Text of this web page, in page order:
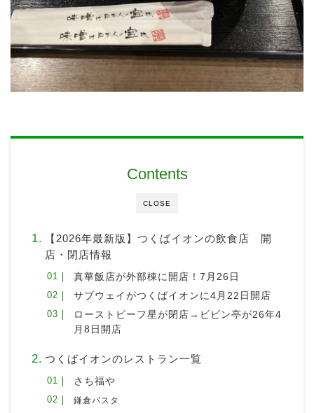
CLOSE
Contents
【2026年最新版】つくばイオンの飲食店 開
店・閉店情報
真華飯店が外部棟に開店！7月26日
サブウェイがつくばイオンに4月22日開店
ローストビーフ星が閉店→ビビン亭が26年4
月8日開店
つくばイオンのレストラン一覧
さち福や
鎌倉パスタ